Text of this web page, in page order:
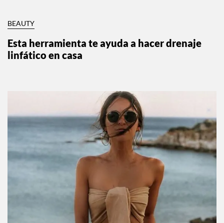
BEAUTY
Esta herramienta te ayuda a hacer drenaje
linfático en casa